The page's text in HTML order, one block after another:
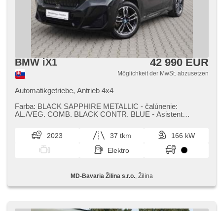
BMW iX1 42 990 EUR
Möglichkeit der MwSt. abzusetzen
Automatikgetriebe, Antrieb 4x4
Farba: BLACK SAPPHIRE METALLIC ​- čalúnenie:
AL./VEG. COMB. BLACK CONTR. BLUE ​- Asistent
2023 37 tkm
166 kW
Elektro
MD-Bavaria Žilina s.r.o. , Žilina